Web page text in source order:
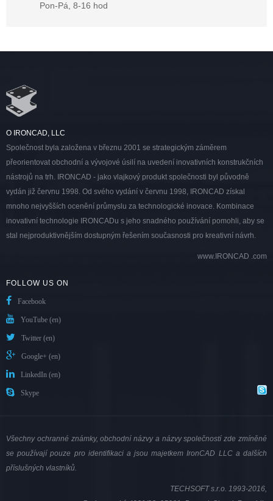
Pon-Pá, 8-16 hod
O IRONCAD, LLC
Společnost byla založena v březnu 2001 se strategickým záměrem
přeorientovat obchodní a vývojové úsilí na uvedení inovativních konstrukčních
nástrojů na trh. IRONCAD - jako vlajkový produkt společnosti byl původně
vydán již červnu 1998. Od svého vydání v červnu 1998, IRONCAD získal
mnoho nejvyšších ocenění průmyslu za technologické inovace. Kombinace
inovativní technologie IRONCADu s jeho snadného používání pomohli, aby se
stal nejproduktivnějším dostupným řešením současnosti pro kreativní návrh.
www.IRONCAD .com
FOLLOW US ON
Facebook
YouTube (en)
Twitter (en)
Google+ (en)
LinkedIn (en)
Skype
Všechny ochranné známky, obchodní názvy a názvy společností zde zmíněné
se používají pouze pro identifikaci a jsou majetkem IronCAD LLC a dalších
příslušných vlastníků.
TECHSOFT s.r.o. 1993-2016,